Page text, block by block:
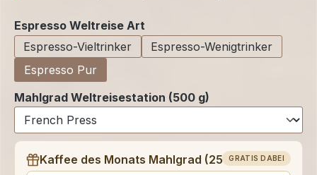
Espresso Weltreise Art
Espresso-Vieltrinker
Espresso-Wenigtrinker
Espresso Pur
Mahlgrad Weltreisestation (500 g)
GRATIS DABEI
Kaffee des Monats Mahlgrad (250 g)
auswählen